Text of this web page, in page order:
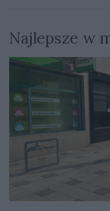
Najlepsze w